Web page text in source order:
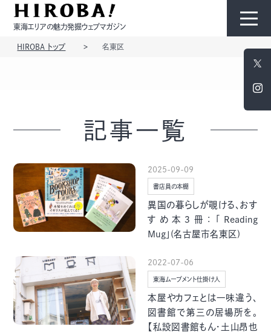
東海エリアの魅力発掘ウェブマガジン
モノ ひと
季節・まち まち・スポット
HIROBA トップ 名東区
記事一覧
2025-09-09
書店員の本棚
異国の暮らしが覗ける、おす
すめ本３冊：「Reading
Mug」(名古屋市名東区)
2022-07-06
東海ムーブメント仕掛け人
本屋やカフェとは一味違う、
図書館で第三の居場所を。
【私設図書館もん・土山昂也